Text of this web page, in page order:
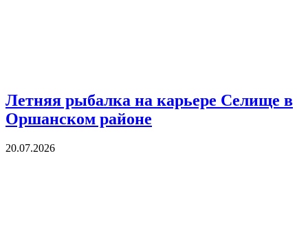
Летняя рыбалка на карьере Селище в
Оршанском районе
20.07.2026